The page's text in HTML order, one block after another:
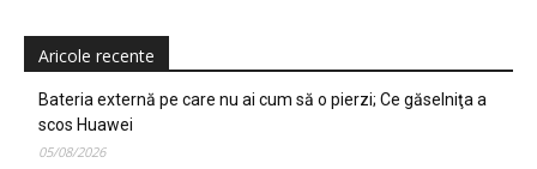
Aricole recente
Bateria externă pe care nu ai cum să o pierzi; Ce găselniţa a
scos Huawei
05/08/2026